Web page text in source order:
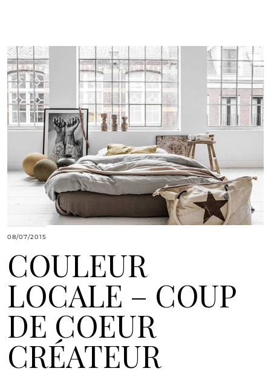
08/07/2015
COULEUR
LOCALE – COUP
DE COEUR
CRÉATEUR